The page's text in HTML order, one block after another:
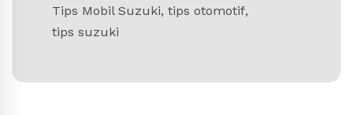
Tips Mobil Suzuki, tips otomotif,
tips suzuki